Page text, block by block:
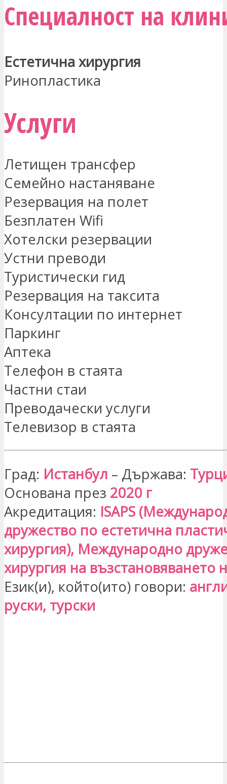
Специалност на
Естетична хирургия
Ринопластика
Услуги
Летищен трансфер
Семейно настаняване
Резервация на полет
Безплатен Wifi
Хотелски резервации
Устни преводи
Туристически гид
Резервация на таксита
Консултации по интернет
Паркинг
Аптека
Телефон в стаята
Частни стаи
Преводачески услуги
Телевизор в стаята
Град: Истанбул – Държава:
Основана през 2020 г
Акредитация: ISAPS
дружество по естетична
хирургия), Международно
хирургия на възстановяването
Език(и), който(ито) говори:
руски, турски